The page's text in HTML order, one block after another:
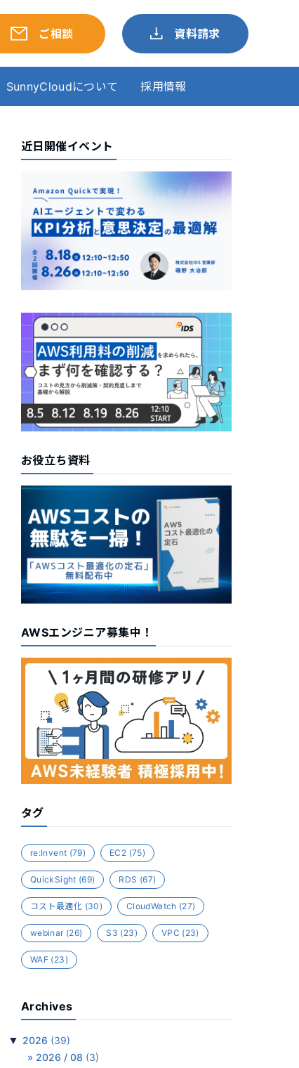
ご相談 資料請求
SunnyCloudについて 採用情報
近日開催イベント
お役立ち資料
AWSエンジニア募集中！
タグ
re:Invent (79) EC2 (75)
QuickSight (69) RDS (67)
コスト最適化 (30) CloudWatch (27)
webinar(26) S3 (23) VPC (23)
WAF (23)
Archives
▼ 2026 (39)
2026 / 08 (3)